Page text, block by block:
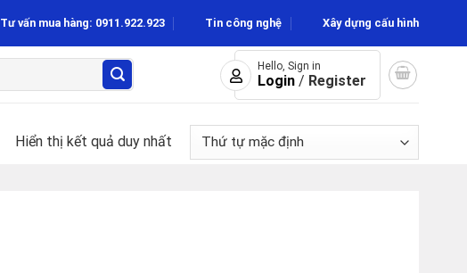
Tư vấn mua hàng: 0911.922.923 Tin công nghệ Xây dựng cấu hình
Hello, Sign in
Login / Register
Hiển thị kết quả duy nhất